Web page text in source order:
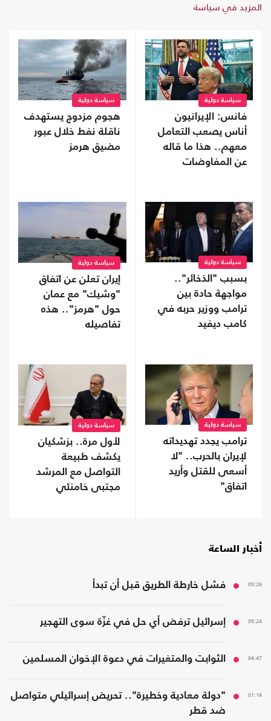
المزيد في سياسة
سياسة دولية
فانس: الإيرانيون
أناس يصعب التعامل
معهم.. هذا ما قاله
عن المفاوضات
سياسة دولية
هجوم مزدوج يستهدف
ناقلة نفط خلال عبور
مضيق هرمز
سياسة دولية
بسبب "الذخائر"..
مواجهة حادة بين
ترامب ووزير حربه في
كامب ديفيد
سياسة دولية
إيران تعلن عن اتفاق
"وشيك" مع عمان
حول "هرمز".. هذه
تفاصيله
سياسة دولية
ترامب يجدد تهديداته
لإيران بالحرب.. "لا
أسعى للقتل وأريد
اتفاق"
سياسة دولية
لأول مرة.. بزشكيان
يكشف طبيعة
التواصل مع المرشد
مجتبى خامنئي
أخبار الساعة
05:26 فشل خارطة الطريق قبل أن تبدأ
05:24 إسرائيل ترفض أي حل في غزّة سوى التهجير
04:47 الثوابت والمتغيرات في دعوة الإخوان المسلمين
01:16
"دولة معادية وخطيرة".. تحريض إسرائيلي متواصل
ضد قطر